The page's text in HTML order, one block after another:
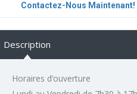
Contactez-Nous Maintenant!
Description
Horaires d’ouverture